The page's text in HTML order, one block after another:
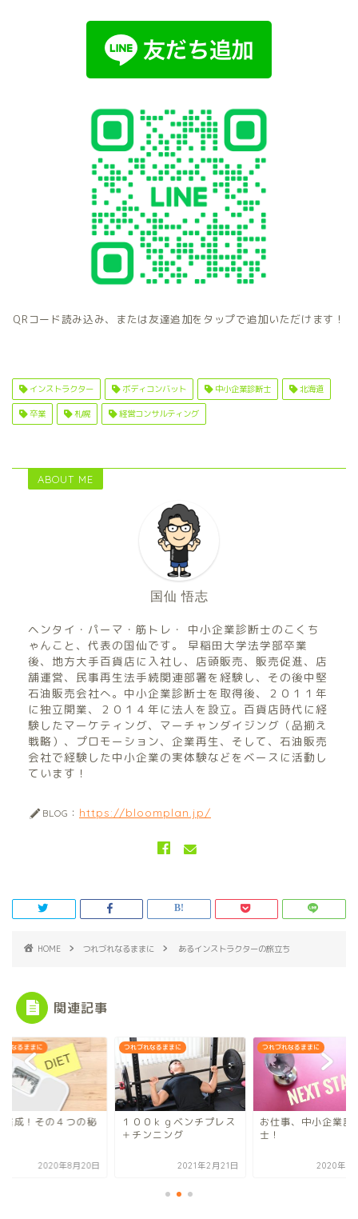
QRコード読み込み、または友達追加をタップで追加いただけます！
インストラクター ボディコンバット 中小企業診断士 北海道
卒業 札幌 経営コンサルティング
ABOUT ME
国仙 悟志
ヘンタイ・パーマ・筋トレ・ 中小企業診断士のこくち
ゃんこと、代表の国仙です。 早稲田大学法学部卒業
後、地方大手百貨店に入社し、店頭販売、販売促進、店
舗運営、民事再生法手続関連部署を経験し、その後中堅
石油販売会社へ。中小企業診断士を取得後、２０１１年
に独立開業、２０１４年に法人を設立。百貨店時代に経
験したマーケティング、マーチャンダイジング（品揃え
戦略）、プロモーション、企業再生、そして、石油販売
会社で経験した中小企業の実体験などをベースに活動し
ています！
BLOG： https://bloomplan.jp/
HOME つれづれなるままに あるインストラクターの旅立ち
関連記事
れなるままに
達成！その４つの秘
2020年8月20日
つれづれなるままに
１００ｋｇベンチプレス
＋チンニング
2021年2月21日
つれづれなるままに
お仕事、中小企業診
士！
2020年7